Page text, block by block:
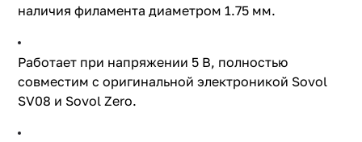
наличия филамента диаметром 1.75 мм.
Работает при напряжении 5 В, полностью
совместим с оригинальной электроникой Sovol
SV08 и Sovol Zero.